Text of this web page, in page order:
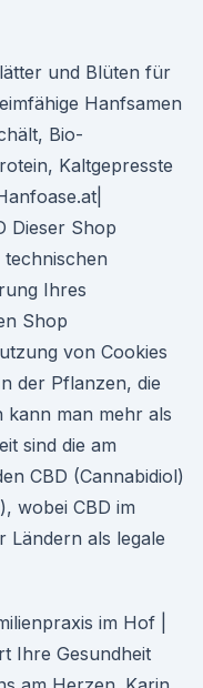
und Blüten für
Hanfsamen
Bio-
Kaltgepresste
Dieser Shop
Ihres
Shop
von Cookies
der Pflanzen, die
kann man mehr als
sind die am
CBD (Cannabidiol)
wobei CBD im
Ländern als legale
im Hof |
Ihre Gesundheit